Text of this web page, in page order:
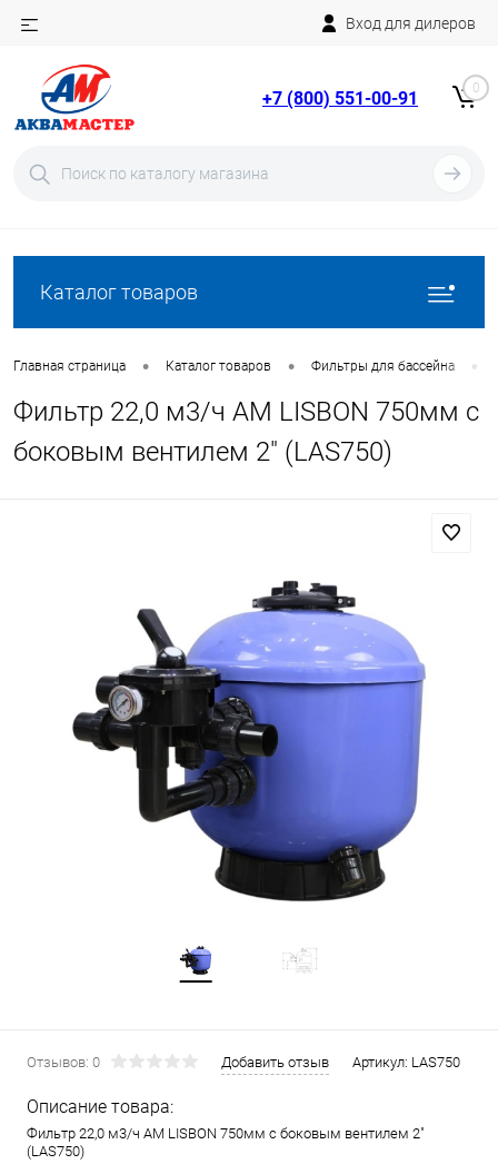
Вход для дилеров
+7 (800) 551-00-91 0
Каталог товаров
Главная страница • Каталог товаров • Фильтры для бассейна •
Фильтр 22,0 м3/ч AM LISBON 750мм с
боковым вентилем 2" (LAS750)
Отзывов: 0 Добавить отзыв Артикул: LAS750
Описание товара:
Фильтр 22,0 м3/ч AM LISBON 750мм с боковым вентилем 2"
(LAS750)